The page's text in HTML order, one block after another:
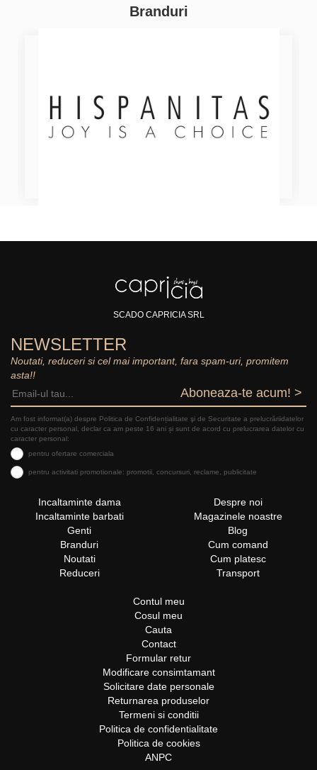
Branduri
SCADO CAPRICIA SRL
NEWSLETTER
Noutati, reduceri si cel mai important, fara spam-uri, promitem
asta!!
Aboneaza-te acum! >
Am fost informat(a) despre Politica de Confidențialitate şi de Securitate a prelucrăriidatelor
cu caracter personal, declar ca am peste 16 ani și sunt de acord cu prelucrarea datelor cu
caracter personal:
pentru ofertare comerciala
pentru activitati promotionale: promotii, concursuri, reclame, publicitate
Incaltaminte dama
Incaltaminte barbati
Genti
Branduri
Noutati
Reduceri
Despre noi
Magazinele noastre
Blog
Cum comand
Cum platesc
Transport
Contul meu
Cosul meu
Cauta
Contact
Formular retur
Modificare consimtamant
Solicitare date personale
Returnarea produselor
Termeni si conditii
Politica de confidentialitate
Politica de cookies
ANPC